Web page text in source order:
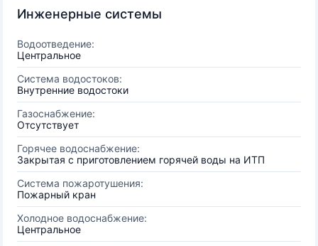
Инженерные системы
Водоотведение:
Центральное
Система водостоков:
Внутренние водостоки
Газоснабжение:
Отсутствует
Горячее водоснабжение:
Закрытая с приготовлением горячей воды на ИТП
Система пожаротушения:
Пожарный кран
Холодное водоснабжение:
Центральное